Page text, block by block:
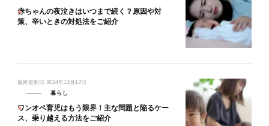
赤ちゃんの夜泣きはいつまで続く？原因や対
策、辛いときの対処法をご紹介
最終更新日 2024年12月17日
暮らし
ワンオペ育児はもう限界！主な問題と陥るケー
ス、乗り越える方法をご紹介